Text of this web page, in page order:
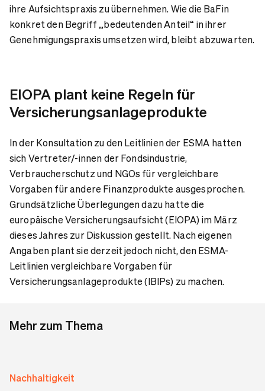
ihre Aufsichtspraxis zu übernehmen. Wie die BaFin
konkret den Begriff „bedeutenden Anteil“ in ihrer
Genehmigungspraxis umsetzen wird, bleibt abzuwarten.
EIOPA plant keine Regeln für
Versicherungsanlageprodukte
In der Konsultation zu den Leitlinien der ESMA hatten
sich Vertreter/-innen der Fondsindustrie,
Verbraucherschutz und NGOs für vergleichbare
Vorgaben für andere Finanzprodukte ausgesprochen.
Grundsätzliche Überlegungen dazu hatte die
europäische Versicherungsaufsicht (EIOPA) im März
dieses Jahres zur Diskussion gestellt. Nach eigenen
Angaben plant sie derzeit jedoch nicht, den ESMA-
Leitlinien vergleichbare Vorgaben für
Versicherungsanlageprodukte (IBIPs) zu machen.
Mehr zum Thema
Nachhaltigkeit